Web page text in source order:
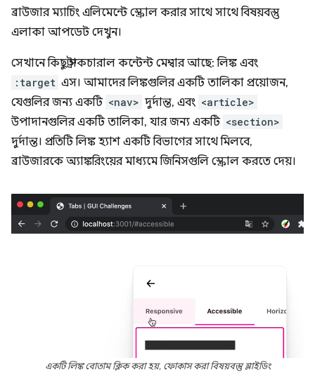
ব্রাউজার ম্যাচিং এলিমেন্টে স্ক্রোল করার সাথে সাথে বিষয়বস্তু
এলাকা আপডেট দেখুন।
সেখানে কিছু স্ট্রাকচারাল কন্টেন্ট মেম্বার আছে: লিঙ্ক এবং
:target এস। আমাদের লিঙ্কগুলির একটি তালিকা প্রয়োজন,
যেগুলির জন্য একটি <nav> দুর্দান্ত, এবং <article>
উপাদানগুলির একটি তালিকা, যার জন্য একটি <section>
দুর্দান্ত। প্রতিটি লিঙ্ক হ্যাশ একটি বিভাগের সাথে মিলবে,
ব্রাউজারকে অ্যাঙ্করিংয়ের মাধ্যমে জিনিসগুলি স্ক্রোল করতে দেয়।
একটি লিঙ্ক বোতাম ক্লিক করা হয়, ফোকাস করা বিষয়বস্তু স্লাইডিং